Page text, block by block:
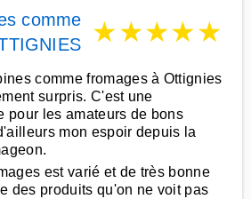
comme
★★★★★
comme fromages à Ottignies
surpris. C'est une
pour les amateurs de bons
mon espoir depuis la
est varié et de très bonne
des produits qu'on ne voit pas